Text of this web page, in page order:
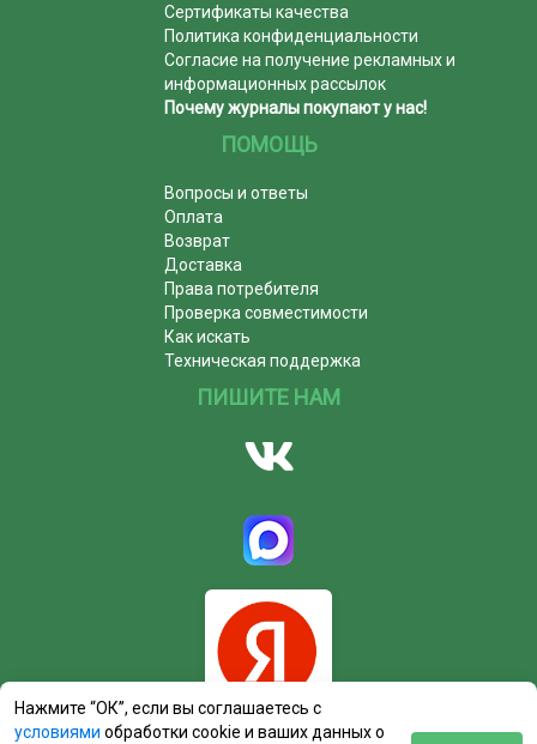
Сертификаты качества
Политика конфиденциальности
Согласие на получение рекламных и
информационных рассылок
Почему журналы покупают у нас!
ПОМОЩЬ
Вопросы и ответы
Оплата
Возврат
Доставка
Права потребителя
Проверка совместимости
Как искать
Техническая поддержка
ПИШИТЕ НАМ
Нажмите “ОК”, если вы соглашаетесь с
условиями обработки cookie и ваших данных о